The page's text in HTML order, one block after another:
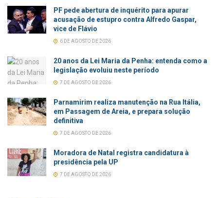
PF pede abertura de inquérito para apurar
acusação de estupro contra Alfredo Gaspar,
vice de Flávio
6 DE AGOSTO DE 2026
20 anos da Lei Maria da Penha: entenda como a
legislação evoluiu neste período
7 DE AGOSTO DE 2026
Parnamirim realiza manutenção na Rua Itália,
em Passagem de Areia, e prepara solução
definitiva
7 DE AGOSTO DE 2026
Moradora de Natal registra candidatura à
presidência pela UP
7 DE AGOSTO DE 2026